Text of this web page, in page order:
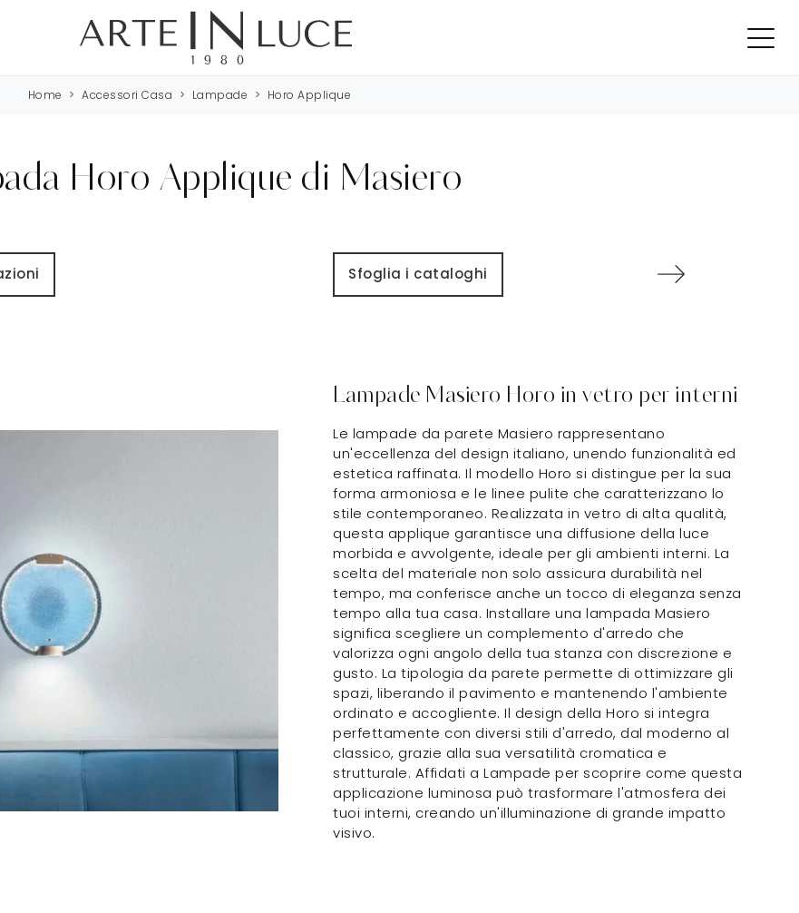
Home > Accessori Casa > Lampade > Horo Applique
Horo Applique di Masiero
Sfoglia i cataloghi
Lampade Masiero Horo in vetro per interni
Le lampade da parete Masiero rappresentano
un'eccellenza del design italiano, unendo funzionalità ed
estetica raffinata. Il modello Horo si distingue per la sua
forma armoniosa e le linee pulite che caratterizzano lo
stile contemporaneo. Realizzata in vetro di alta qualità,
questa applique garantisce una diffusione della luce
morbida e avvolgente, ideale per gli ambienti interni. La
scelta del materiale non solo assicura durabilità nel
tempo, ma conferisce anche un tocco di eleganza senza
tempo alla tua casa. Installare una lampada Masiero
significa scegliere un complemento d'arredo che
valorizza ogni angolo della tua stanza con discrezione e
gusto. La tipologia da parete permette di ottimizzare gli
spazi, liberando il pavimento e mantenendo l'ambiente
ordinato e accogliente. Il design della Horo si integra
perfettamente con diversi stili d'arredo, dal moderno al
classico, grazie alla sua versatilità cromatica e
strutturale. Affidati a Lampade per scoprire come questa
applicazione luminosa può trasformare l'atmosfera dei
tuoi interni, creando un'illuminazione di grande impatto
visivo.